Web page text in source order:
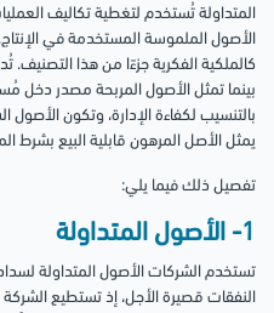
المتداولة تُستخدم لتغطية تكاليف
الأصول الملموسة المستخدمة في
كالملكية الفكرية جزءًا من هذا التصنيف.
بينما تمثل الأصول المربحة مصدر دخل
بالتنسيب لكفاءة الإدارة، وتكون الأصول
يمثل الأصل المرهون قابلية البيع بشرط
تفصيل ذلك فيما يلي:
1- الأصول المتداولة
تستخدم الشركات الأصول المتداولة
النفقات قصيرة الأجل، إذ تستطيع